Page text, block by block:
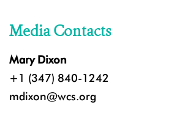
Media Contacts
Mary Dixon
+1 (347) 840-1242
mdixon@wcs.org